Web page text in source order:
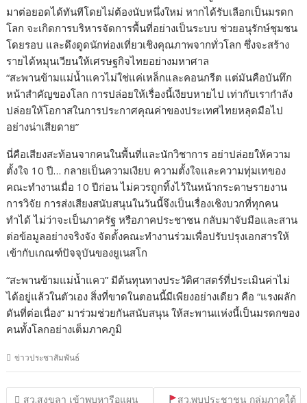
มาต่อยอดได้ทันทีโดยไม่ต้องนับหนึ่งใหม่ หากได้รับเลือกเป็นมรดก
โลก จะเกิดการบริหารจัดการพื้นที่อย่างเป็นระบบ ช่วยอนุรักษ์ชุมชน
โดยรอบ และดึงดูดนักท่องเที่ยวเชิงคุณภาพจากทั่วโลก ซึ่งจะสร้าง
รายได้หมุนเวียนให้เศรษฐกิจไทยอย่างมหาศาล
“สะพานข้ามแม่น้ำแควไม่ใช่แค่เหล็กและคอนกรีต แต่มันคือบันทึก
หน้าสำคัญของโลก การปล่อยให้เรื่องนี้เงียบหายไป เท่ากับเรากำลัง
ปล่อยให้โอกาสในการประกาศคุณค่าของประเทศไทยหลุดมือไป
อย่างน่าเสียดาย”
นี่คือเสียงสะท้อนจากคนในพื้นที่และนักวิชาการ อย่าปล่อยให้ความ
ตั้งใจ 10 ปี… กลายเป็นความเงียบ ความตั้งใจและความทุ่มเทของ
คณะทำงานเมื่อ 10 ปีก่อน ไม่ควรถูกทิ้งไว้ในหน้ากระดาษรายงาน
การวิจัย การส่งเสียงสนับสนุนในวันนี้จึงเป็นเรื่องเชิงบวกที่ทุกคน
ทำได้ ไม่ว่าจะเป็นภาครัฐ หรือภาคประชาชน กลับมาจับมือและสาน
ต่อข้อมูลอย่างจริงจัง จัดตั้งคณะทำงานร่วมเพื่อปรับปรุงเอกสารให้
เข้ากับเกณฑ์ปัจจุบันของยูเนสโก
“สะพานข้ามแม่น้ำแคว” มีต้นทุนทางประวัติศาสตร์ที่ประเมินค่าไม่
ได้อยู่แล้วในตัวเอง สิ่งที่ขาดในตอนนี้มีเพียงอย่างเดียว คือ “แรงผลัก
ดันที่ต่อเนื่อง” มาร่วมช่วยกันสนับสนุน ให้สะพานแห่งนี้เป็นมรดกของ
คนทั้งโลกอย่างเต็มภาคภูมิ
ข่าวประชาสัมพันธ์
แนะแนว
สว.สงขลา เข้าพบหารือแผน
สว.พบประชาชน กลุ่มภาคใต้